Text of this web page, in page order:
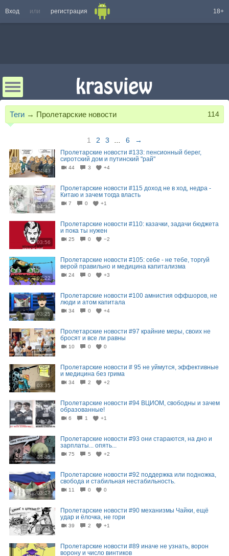
Вход или регистрация 18+
Теги → Пролетарские новости 114
1 2 3 6 →
04:43
Пролетарские новости #133: пенсионный берег,
сиротский дом и путинский "рай"
44 3 +4
04:30
Пролетарские новости #115 доход не в ход, недра -
Китаю и зачем тогда власть
7 0 +1
03:56
Пролетарские новости #110: казачки, задачи бюджета
и пока ты нужен
25 0 −2
03:22
Пролетарские новости #105: себе - не тебе, торгуй
верой правильно и медицина капитализма
24 0 +3
03:25
Пролетарские новости #100 амнистия оффшоров, не
люди и атом капитала
34 0 +4
03:30
Пролетарские новости #97 крайние меры, своих не
бросят и все ли равны
10 0 0
03:35
Пролетарские новости # 95 не уймутся, эффективные
и медицина без грима
34 2 +2
03:27
Пролетарские новости #94 ВЦИОМ, свободны и зачем
образованные!
6 1 +1
03:05
Пролетарские новости #93 они стараются, на дно и
зарплаты... опять...
75 5 +2
03:27
Пролетарские новости #92 поддержка или подножка,
свобода и стабильная нестабильность.
11 0 0
03:51
Пролетарские новости #90 механизмы Чайки, ещё
удар и ёлочка, не гори
39 2 +1
Пролетарские новости #89 иначе не узнать, ворон
ворону и число винтиков